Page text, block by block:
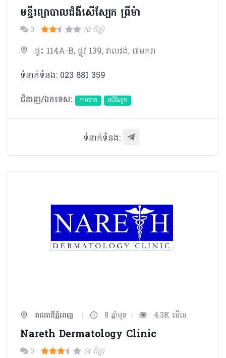
មន្ទីរព្យាបាលជំងឺសេីស្បែក ព្រីម៉ា
0 (0 ពិន្ទុ)
ផ្ទះ 114A-B, ផ្លូវ 139, វាលវង់, ៧មករា
ទំនាក់ទំនង: 023 881 359
ជំនាញ/ឯកទេស:
កាមរោគ សើស្បែក
ទំនាក់ទំនង:
រាជធានីភ្នំពេញ | 8 ឆ្នាំមុន | 4.3K មើល
Nareth Dermatology Clinic
0 (4 ពិន្ទុ)